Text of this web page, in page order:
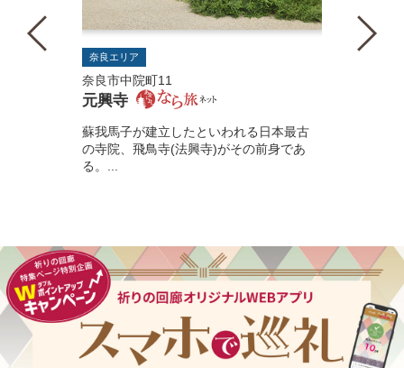
奈良エリア
奈良市中院町11
元興寺
蘇我馬子が建立したといわれる日本最古
の寺院、飛鳥寺(法興寺)がその前身であ
る。...